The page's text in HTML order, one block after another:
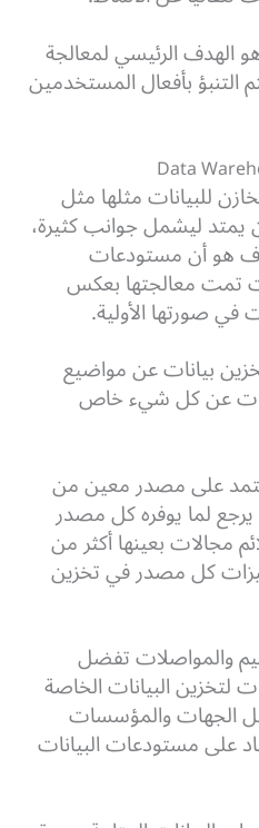
الهدف الرئيسي لمعالجة
التنبؤ بأفعال المستخدمين
للبيانات مثلها مثل
يمتد ليشمل جوانب كثيرة،
هو أن مستودعات
تمت معالجتها بعكس
في صورتها الأولية.
بيانات عن مواضيع
عن كل شيء خاص
على مصدر معين من
لما يوفره كل مصدر
مجالات بعينها أكثر من
كل مصدر في تخزين
والمواصلات تفضل
لتخزين البيانات الخاصة
الجهات والمؤسسات
على مستودعات البيانات